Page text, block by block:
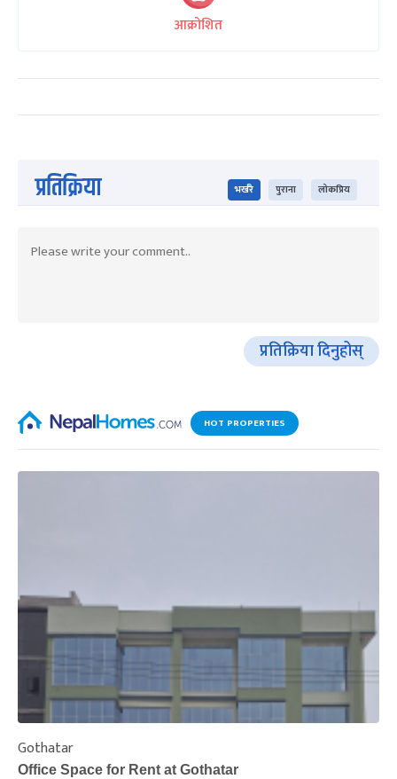
आक्रोशित
प्रतिक्रिया भर्खरै पुराना लोकप्रिय
प्रतिक्रिया दिनुहोस्
HOT PROPERTIES
Gothatar
Office Space for Rent at Gothatar